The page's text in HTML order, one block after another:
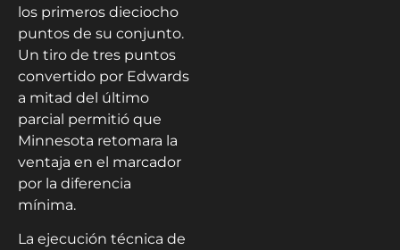
los primeros dieciocho
puntos de su conjunto.
Un tiro de tres puntos
convertido por Edwards
a mitad del último
parcial permitió que
Minnesota retomara la
ventaja en el marcador
por la diferencia
mínima.
La ejecución técnica de